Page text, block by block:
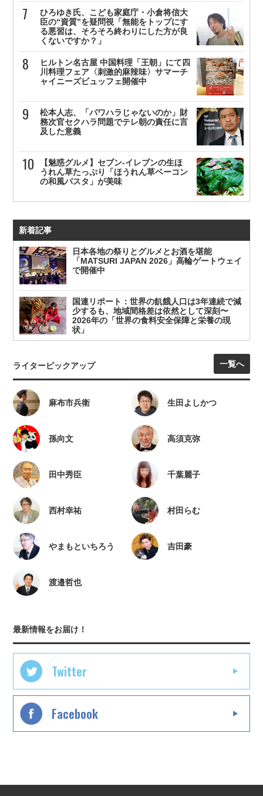
ひろゆき氏、こども家庭庁・小倉将信大
臣の“資質”を疑問視「無能をトップにす
る悪習は、そろそろ終わりにした方が良
くないですか？」
ヒルトン名古屋 中国料理「王朝」にて四
川料理フェア〈刺激的麻辣味〉サマーチ
ャイニーズビュッフェ開催中
松本人志、「パワハラじゃないのか」財
務次官セクハラ問題でテレ朝の責任に言
及した意義
【魅惑グルメ】セブン-イレブンの生ほ
うれん草たっぷり「ほうれん草ベーコン
の和風パスタ」が美味
新着記事
日本各地の祭りとグルメとお酒を堪能
「MATSURI JAPAN 2026」高輪ゲートウェイ
で開催中
国連リポート：世界の飢餓人口は3年連続で減
少するも、地域間格差は依然として深刻〜
2026年の「世界の食料安全保障と栄養の現
状」
ライターピックアップ 一覧へ
麻布市兵衛 生田よしかつ
孫向文 高須克弥
田中秀臣 千葉麗子
西村幸祐 村田らむ
やまもといちろう 吉田豪
渡邉哲也
最新情報をお届け！
Twitter
Facebook